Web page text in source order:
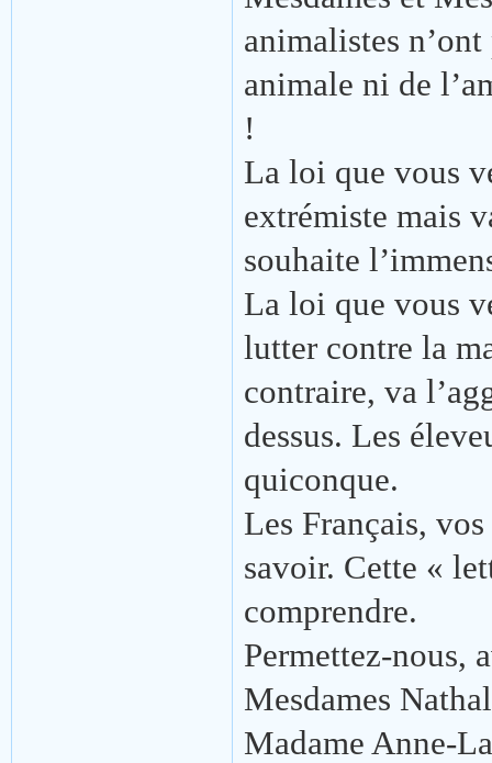
animalistes
animale ni de
!
La loi que vous
extrémiste mais
souhaite
La loi que vous
lutter contre la
contraire, va
dessus. Les
quiconque.
Les Français,
savoir. Cette «
comprendre.
Permettez-nous,
Mesdames
Madame Anne-